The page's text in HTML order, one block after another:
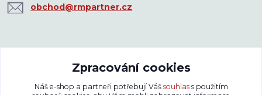
obchod@rmpartner.cz
Změna cen a technických parametrů vyhrazena.
Zpracování cookies
Náš e-shop a partneři potřebují Váš souhlass použitím